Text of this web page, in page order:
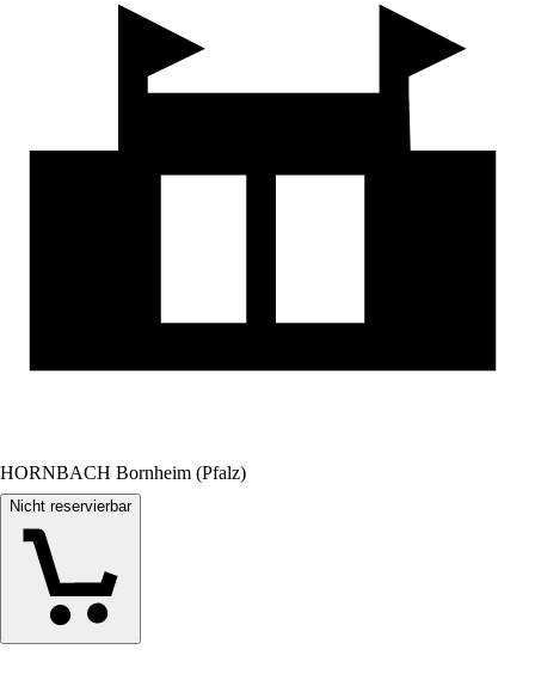
HORNBACH Bornheim (Pfalz)
Nicht reservierbar